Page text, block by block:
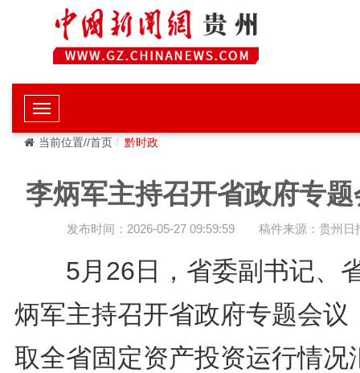
当前位置//首页 黔时政
李炳军主持召开省政府专
发布时间：2026-05-27 09:59:59 稿件来源：贵州日
5月26日，省委副书记、
炳军主持召开省政府专题会议
取全省固定资产投资运行情况